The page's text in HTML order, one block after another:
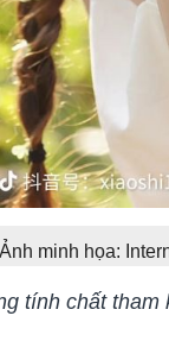
Ảnh minh họa:
tính chất tham